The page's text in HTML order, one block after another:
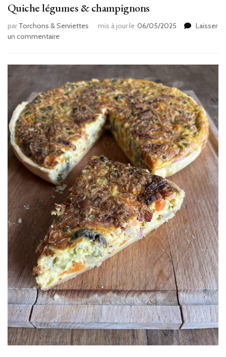
Quiche légumes & champignons
par Torchons & Serviettes mis à jour le 06/05/2025
Laisser
un commentairesur
&
champignons